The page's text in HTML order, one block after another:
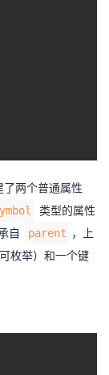
了两个普通属性
类型的属性
自 parent ，上
可枚举）和一个键